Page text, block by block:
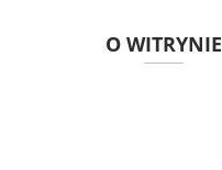
O WITRYNIE